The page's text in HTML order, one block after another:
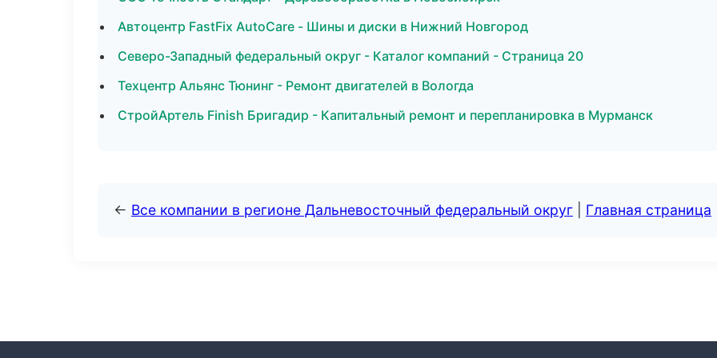
Автоцентр FastFix AutoCare - Шины и диски в Нижний Новгород
Северо-Западный федеральный округ - Каталог компаний - Страница 20
Техцентр Альянс Тюнинг - Ремонт двигателей в Вологда
СтройАртель Finish Бригадир - Капитальный ремонт и перепланировка в Мурманск
← Все компании в регионе Дальневосточный федеральный округ Главная страница